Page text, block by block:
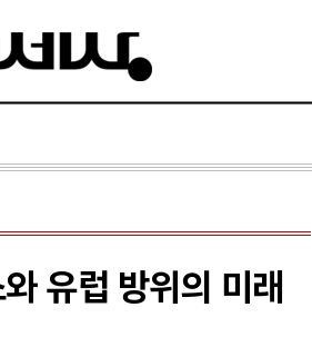
유럽 방위의 미래